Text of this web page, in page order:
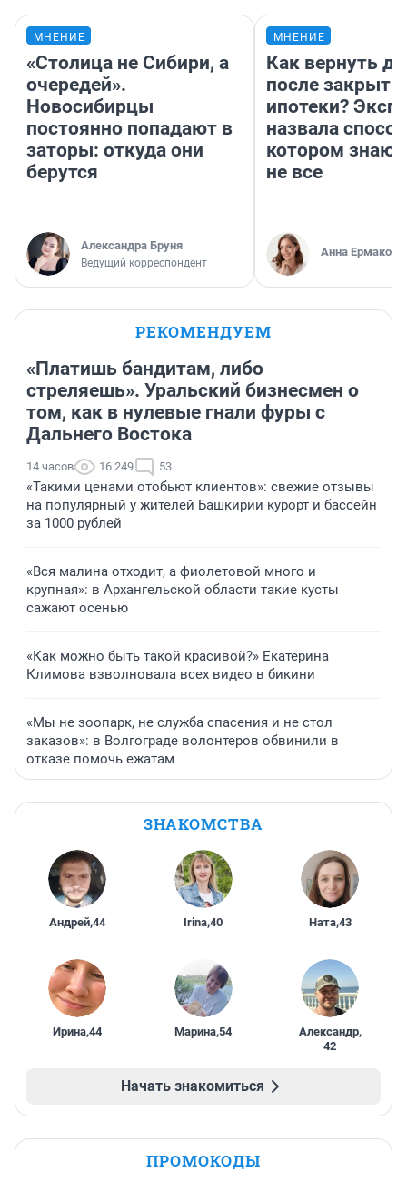
МНЕНИЕ
«Столица не Сибири, а
очередей».
Новосибирцы
постоянно попадают в
заторы: откуда они
берутся
Александра Бруня
Ведущий корреспондент
МНЕНИЕ
Как вернуть
после
ипотеки?
назвала
котором
не все
Анна Ермакова
РЕКОМЕНДУЕМ
«Платишь бандитам, либо
стреляешь». Уральский бизнесмен о
том, как в нулевые гнали фуры с
Дальнего Востока
14 часов 16 249 53
«Такими ценами отобьют клиентов»: свежие отзывы
на популярный у жителей Башкирии курорт и бассейн
за 1000 рублей
«Вся малина отходит, а фиолетовой много и
крупная»: в Архангельской области такие кусты
сажают осенью
«Как можно быть такой красивой?» Екатерина
Климова взволновала всех видео в бикини
«Мы не зоопарк, не служба спасения и не стол
заказов»: в Волгограде волонтеров обвинили в
отказе помочь ежатам
ЗНАКОМСТВА
Андрей,44 Irina,40 Ната,43
Ирина,44 Марина,54 Александр,
42
Начать знакомиться
ПРОМОКОДЫ